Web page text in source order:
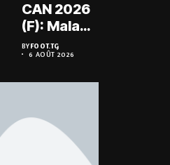
CAN 2026
(F): Malawi
historique,
le Nigeria
BYFOOT.TG
6 AOÛT 2026